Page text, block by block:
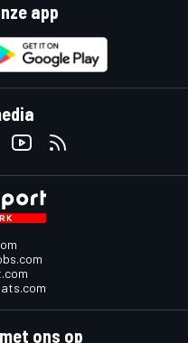
app
ons op